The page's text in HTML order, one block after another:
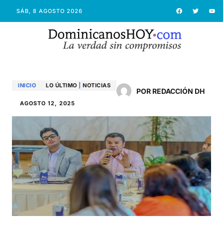
SÁB, 8 AGOSTO 2026
INICIO LO ÚLTIMO NOTICIAS
POR REDACCIÓN DH
AGOSTO 12, 2025